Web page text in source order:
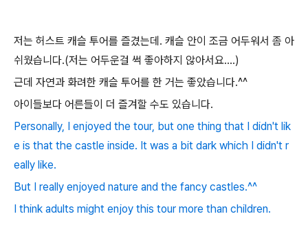
저는 허스트 캐슬 투어를 즐겼는데. 캐슬 안이 조금 어두워서 좀 아
쉬웠습니다.(저는 어두운걸 썩 좋아하지 않아서요....)
근데 자연과 화려한 캐슬 투어를 한 거는 좋았습니다.^^
아이들보다 어른들이 더 즐겨할 수도 있습니다.
Personally, I enjoyed the tour, but one thing that I didn't lik
e is that the castle inside. It was a bit dark which I didn't r
eally like.
But I really enjoyed nature and the fancy castles.^^
I think adults might enjoy this tour more than children.